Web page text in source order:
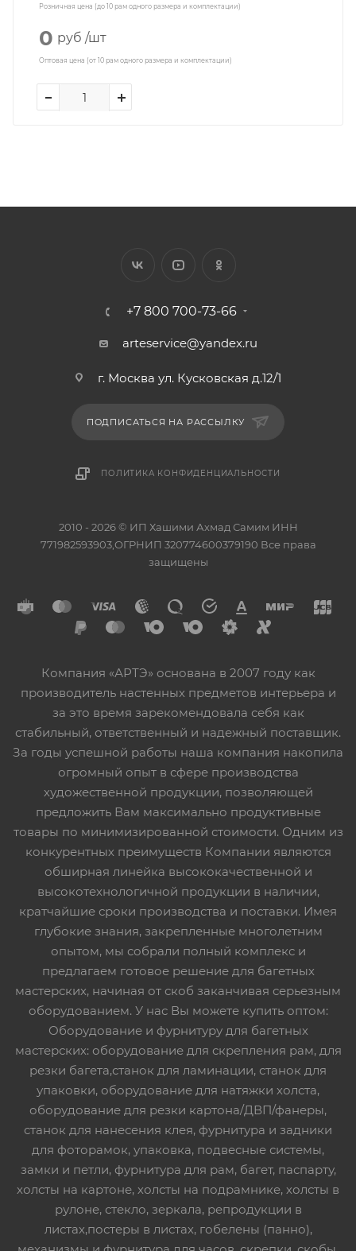
Розничная цена (до 10 рам одного размера и комплектации)
0 руб /шт
Оптовая цена (от 10 рам одного размера и комплектации)
+7 800 700-73-66
arteservice@yandex.ru
г. Москва ул. Кусковская д.12/1
ПОДПИСАТЬСЯ НА РАССЫЛКУ
ПОЛИТИКА КОНФИДЕНЦИАЛЬНОСТИ
2010 - 2026 © ИП Хашими Ахмад Самим ИНН
771982593903,ОГРНИП 320774600379190 Все права
защищены
Компания «АРТЭ» основана в 2007 году как
производитель настенных предметов интерьера и
за это время зарекомендовала себя как
стабильный, ответственный и надежный поставщик.
За годы успешной работы наша компания накопила
огромный опыт в сфере производства
художественной продукции, позволяющей
предложить Вам максимально продуктивные
товары по минимизированной стоимости. Одним из
конкурентных преимуществ Компании являются
обширная линейка высококачественной и
высокотехнологичной продукции в наличии,
кратчайшие сроки производства и поставки. Имея
глубокие знания, закрепленные многолетним
опытом, мы собрали полный комплекс и
предлагаем готовое решение для багетных
мастерских, начиная от скоб заканчивая серьезным
оборудованием. У нас Вы можете купить оптом:
Оборудование и фурнитуру для багетных
мастерских: оборудование для скрепления рам, для
резки багета,станок для ламинации, станок для
упаковки, оборудование для натяжки холста,
оборудование для резки картона/ДВП/фанеры,
станок для нанесения клея, фурнитура и задники
для фоторамок, упаковка, подвесные системы,
замки и петли, фурнитура для рам, багет, паспарту,
холсты на картоне, холсты на подрамнике, холсты в
рулоне, стекло, зеркала, репродукции в
листах,постеры в листах, гобелены (панно),